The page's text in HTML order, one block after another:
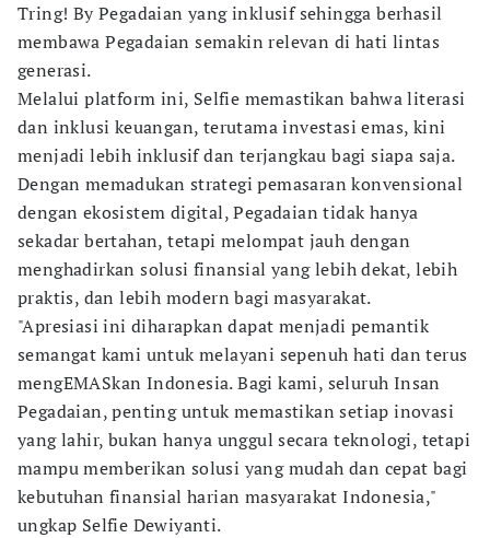
Tring! By Pegadaian yang inklusif sehingga berhasil
membawa Pegadaian semakin relevan di hati lintas
generasi.
Melalui platform ini, Selfie memastikan bahwa literasi
dan inklusi keuangan, terutama investasi emas, kini
menjadi lebih inklusif dan terjangkau bagi siapa saja.
Dengan memadukan strategi pemasaran konvensional
dengan ekosistem digital, Pegadaian tidak hanya
sekadar bertahan, tetapi melompat jauh dengan
menghadirkan solusi finansial yang lebih dekat, lebih
praktis, dan lebih modern bagi masyarakat.
"Apresiasi ini diharapkan dapat menjadi pemantik
semangat kami untuk melayani sepenuh hati dan terus
mengEMASkan Indonesia. Bagi kami, seluruh Insan
Pegadaian, penting untuk memastikan setiap inovasi
yang lahir, bukan hanya unggul secara teknologi, tetapi
mampu memberikan solusi yang mudah dan cepat bagi
kebutuhan finansial harian masyarakat Indonesia,"
ungkap Selfie Dewiyanti.